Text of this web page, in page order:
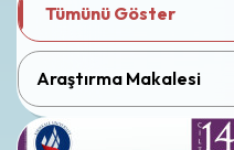
Tümünü Göster
Araştırma Makalesi